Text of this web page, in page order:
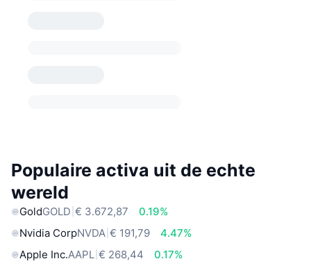
Populaire activa uit de echte
wereld
GoldGOLD € 3.672,87
0.19%
Nvidia CorpNVDA € 191,79
4.47%
Apple Inc.AAPL € 268,44
0.17%